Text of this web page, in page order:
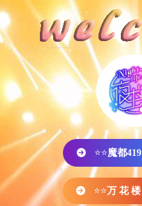
⭐⭐魔都419
⭐⭐万 花 楼